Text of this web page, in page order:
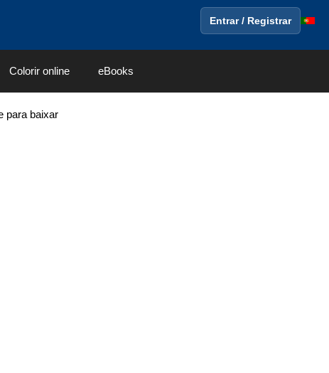
Entrar / Registrar
Colorir online eBooks
para baixar